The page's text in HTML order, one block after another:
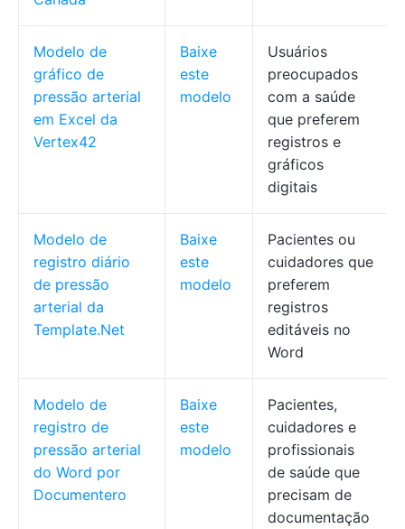
Modelo de
gráfico de
pressão arterial
em Excel da
Vertex42
Baixe
este
modelo
Usuários
preocupados
com a saúde
que preferem
registros e
gráficos
digitais
Modelo de
registro diário
de pressão
arterial da
Template.Net
Baixe
este
modelo
Pacientes ou
cuidadores que
preferem
registros
editáveis no
Word
Modelo de
registro de
pressão arterial
do Word por
Documentero
Baixe
este
modelo
Pacientes,
cuidadores e
profissionais
de saúde que
precisam de
documentação